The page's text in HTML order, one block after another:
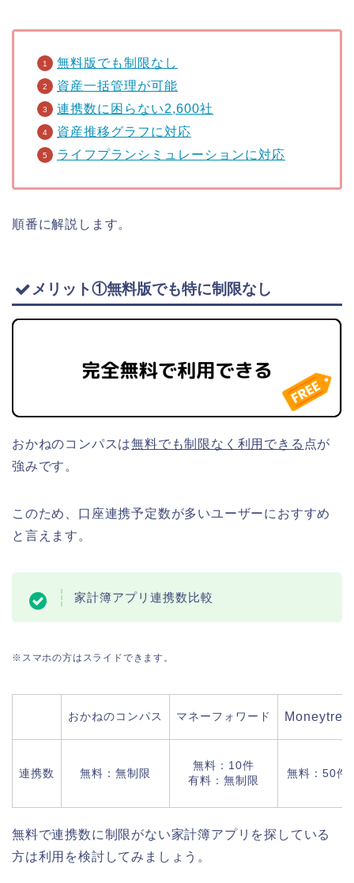
無料版でも制限なし
資産一括管理が可能
連携数に困らない2,600社
資産推移グラフに対応
ライフプランシミュレーションに対応
順番に解説します。
メリット①無料版でも特に制限なし
おかねのコンパスは無料でも制限なく利用できる 点が
強みです。
このため、口座連携予定数が多いユーザーにおすすめ
と言えます。
家計簿アプリ連携数比較
※スマホの方はスライドできます。
おかねのコンパス マネーフォワード Moneytree
連携数 無料：無制限
無料：10件
有料：無制限
無料：50件
無料で連携数に制限がない家計簿アプリを探している
方は利用を検討してみましょう。